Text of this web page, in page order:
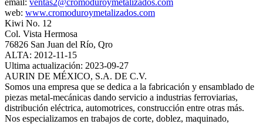
web: www.cromoduroymetalizados.com
Kiwi No. 12
Col. Vista Hermosa
76826 San Juan del Río, Qro
ALTA: 2012-11-15
Ultima actualización: 2023-09-27
AURIN DE MÉXICO, S.A. DE C.V.
Somos una empresa que se dedica a la fabricación y ensamblado de
piezas metal-mecánicas dando servicio a industrias ferroviarias,
distribución eléctrica, automotrices, construcción entre otras más.
Nos especializamos en trabajos de corte, doblez, maquinado,